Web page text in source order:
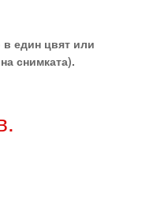
в един цвят или
снимката).